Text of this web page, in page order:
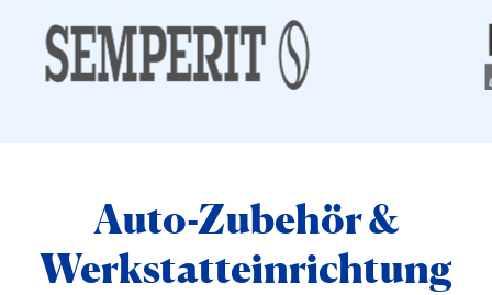
Auto-Zubehör &
Werkstatteinrichtung